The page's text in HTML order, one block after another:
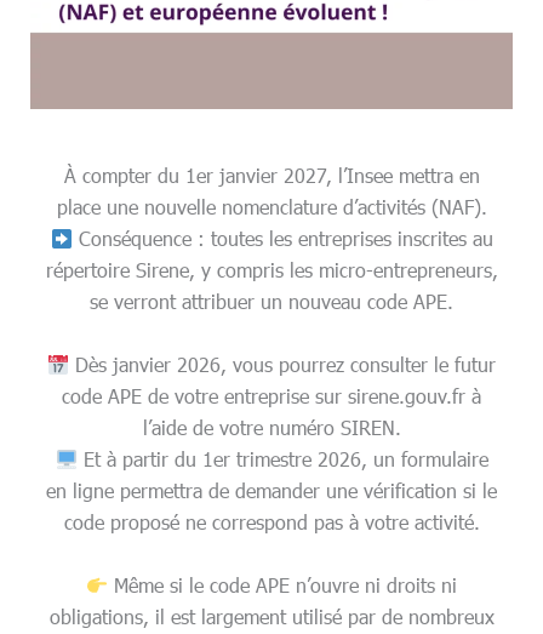
À compter du 1er janvier 2027, l’Insee mettra en
place une nouvelle nomenclature d’activités (NAF).
Conséquence : toutes les entreprises inscrites au
répertoire Sirene, y compris les micro-entrepreneurs,
se verront attribuer un nouveau code APE.
Dès janvier 2026, vous pourrez consulter le futur
code APE de votre entreprise sur sirene.gouv.fr à
l’aide de votre numéro SIREN.
Et à partir du 1er trimestre 2026, un formulaire
en ligne permettra de demander une vérification si le
code proposé ne correspond pas à votre activité.
Même si le code APE n’ouvre ni droits ni
obligations, il est largement utilisé par de nombreux